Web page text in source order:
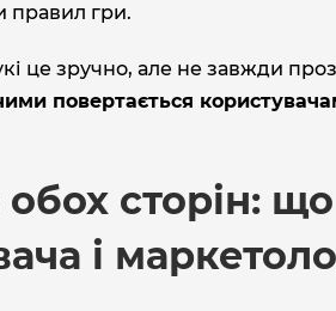
правил гри.
це зручно, але не завжди
повертається
сторін:
і